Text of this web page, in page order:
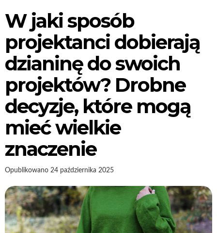
W jaki sposób
projektanci dobierają
dzianinę do swoich
projektów? Drobne
decyzje, które mogą
mieć wielkie
znaczenie
Opublikowano 24 października 2025